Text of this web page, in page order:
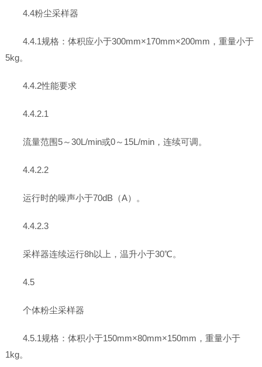
4.4粉尘采样器
4.4.1规格：体积应小于300mm×170mm×200mm，重量小于
5kg。
4.4.2性能要求
4.4.2.1
流量范围5～30L/min或0～15L/min，连续可调。
4.4.2.2
运行时的噪声小于70dB（A）。
4.4.2.3
采样器连续运行8h以上，温升小于30℃。
4.5
个体粉尘采样器
4.5.1规格：体积小于150mm×80mm×150mm，重量小于
1kg。